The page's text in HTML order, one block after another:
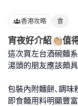
香港攻略 食
宵夜好介紹👏🏼
這次買左台酒碗麵
湯頭的朋友應該頗
包裝內附麵餅､調味
即食麵用料明顯豐